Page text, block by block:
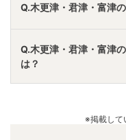
Q.木更津・君津・富津
A.「大江戸温泉物語 君
月 富士見亭」 「龍
どの旅館・ホテルがお
Q.木更津・君津・富津
は？
どの旅館・ホテルがお
※掲載して